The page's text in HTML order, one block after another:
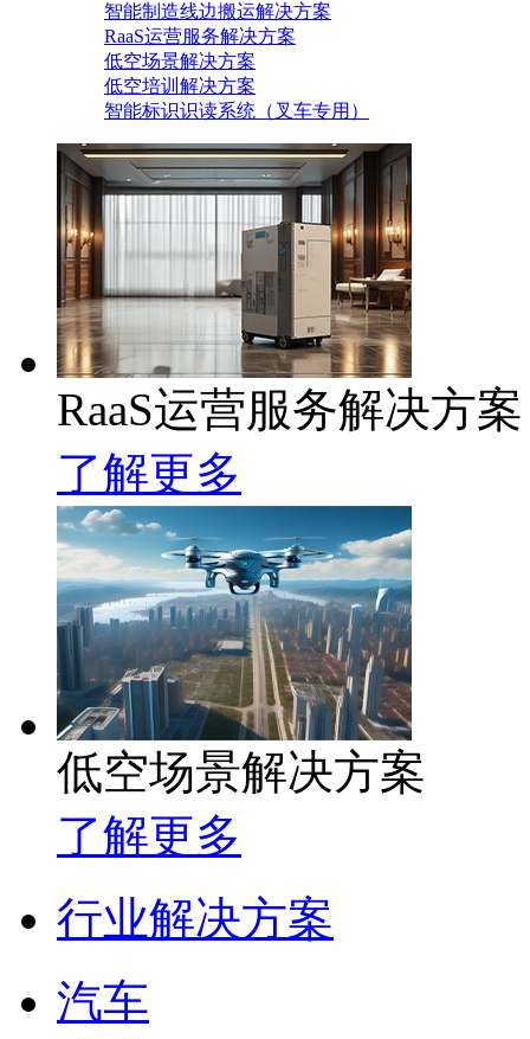
智能制造线边搬运解决方案
RaaS运营服务解决方案
低空场景解决方案
低空培训解决方案
智能标识识读系统（叉车专用）
RaaS运营服务解决方案
了解更多
低空场景解决方案
了解更多
行业解决方案
汽车